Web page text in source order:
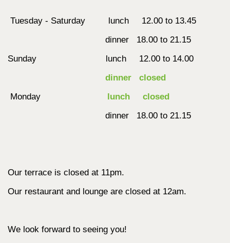
Tuesday - Saturday lunch 12.00 to 13.45
dinner 18.00 to 21.15
Sunday lunch 12.00 to 14.00
dinner
closed
Monday
lunch
closed
dinner 18.00 to 21.15
Our terrace is closed at 11pm.
Our restaurant and lounge are closed at 12am.
We look forward to seeing you!